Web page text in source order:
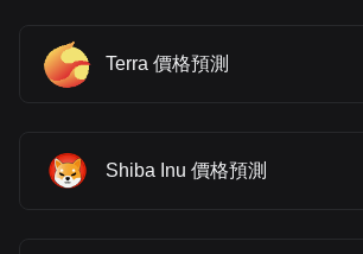
Terra 價格預測
Shiba Inu 價格預測